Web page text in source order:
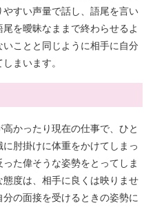
すい声量で話し、語尾を言い
を曖昧なままで終わらせるよ
ことと同じように相手に自分
まいます。
かったり現在の仕事で、ひと
肘掛けに体重をかけてしまっ
た偉そうな姿勢をとってしま
度は、相手に良くは映りませ
の面接を受けるときの姿勢に